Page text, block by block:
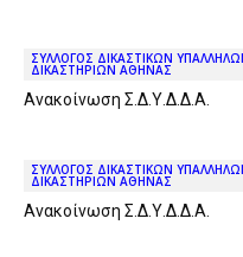
ΣΥΛΛΟΓΟΣ ΔΙΚΑΣΤΙΚΩΝ
ΔΙΚΑΣΤΗΡΙΩΝ ΑΘΗΝΑΣ
Ανακοίνωση Σ.Δ.Υ.Δ.Δ.Α.
ΣΥΛΛΟΓΟΣ ΔΙΚΑΣΤΙΚΩΝ
ΔΙΚΑΣΤΗΡΙΩΝ ΑΘΗΝΑΣ
Ανακοίνωση Σ.Δ.Υ.Δ.Δ.Α.